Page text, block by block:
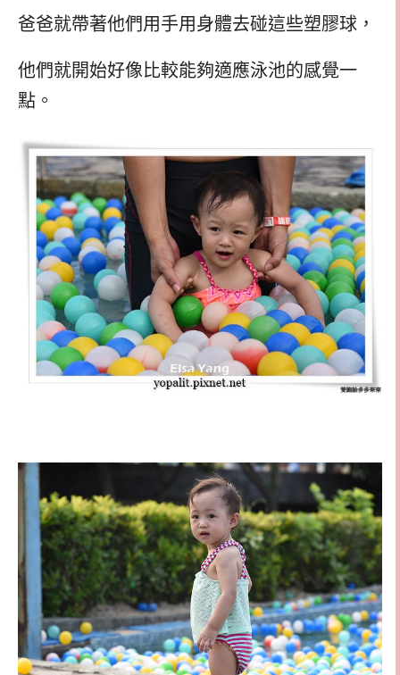
爸爸就帶著他們用手用身體去碰這些塑膠球，
他們就開始好像比較能夠適應泳池的感覺一
點。